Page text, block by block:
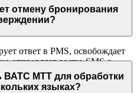
до начала разговора.
отмену бронирования
ответ в PMS, освобождает
отправляет гостю SMS с
и возврата средств.
ВАТС МТТ для обработки
языках?